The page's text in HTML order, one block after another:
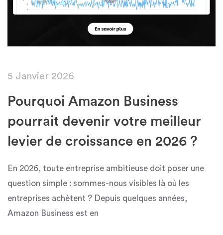
5 Janvier 2026
Pourquoi Amazon Business
pourrait devenir votre meilleur
levier de croissance en 2026 ?
En 2026, toute entreprise ambitieuse doit poser une
question simple : sommes-nous visibles là où les
entreprises achètent ? Depuis quelques années,
Amazon Business est en